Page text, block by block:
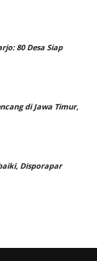
80 Desa Siap
di Jawa Timur,
Disporapar